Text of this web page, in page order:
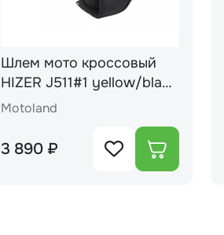
Шлем мото кроссовый
HIZER J511#1 yellow/black
(L)
Motoland
3 890 ₽